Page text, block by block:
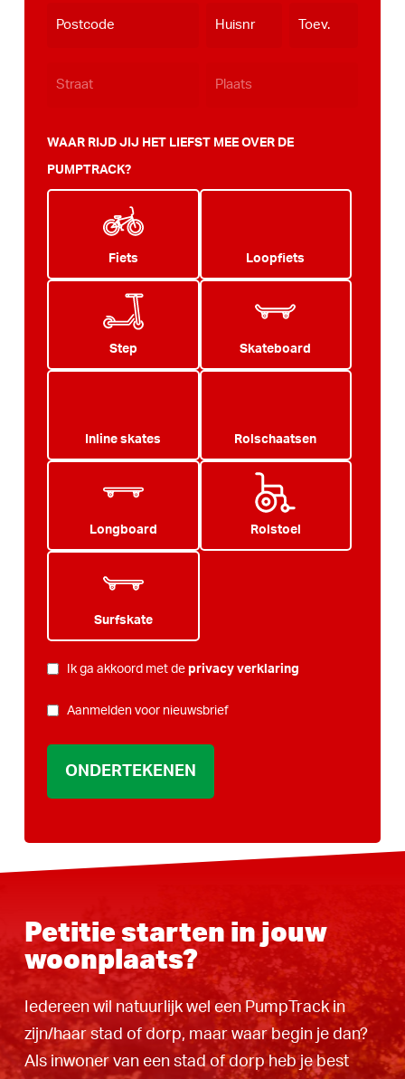
JJJJ
WAAR RIJD JIJ HET LIEFST MEE OVER DE
PUMPTRACK?
Fiets Loopfiets
Step Skateboard
Inline skates Rolschaatsen
Longboard Rolstoel
Surfskate
PRIVACYIk ga akkoord met de privacy verklaring
NIEUWSBRIEF
Aanmelden voor nieuwsbrief
Petitie starten in jouw
woonplaats?
Iedereen wil natuurlijk wel een PumpTrack in
zijn/haar stad of dorp, maar waar begin je dan?
Als inwoner van een stad of dorp heb je best